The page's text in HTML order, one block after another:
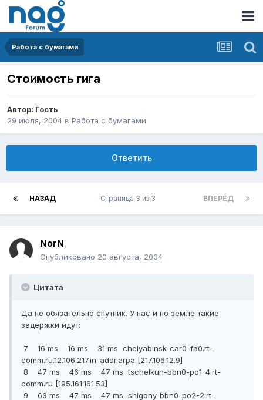
Работа с бумагами
Стоимость гига
Автор: Гость
29 июля, 2004 в Работа с бумагами
Ответить
НАЗАД ВПЕРЁД
Страница 3 из 3
NorN
Опубликовано 20 августа, 2004
Цитата
Да не обязательно спутник. У нас и по земле такие
задержки идут:
7 16 ms 16 ms 31 ms chelyabinsk-car0-fa0.rt-
comm.ru.12.106.217.in-addr.arpa [217.106.12.9]
8 47 ms 46 ms 47 ms tschelkun-bbn0-po1-4.rt-
comm.ru [195.161.161.53]
9 63 ms 47 ms 47 ms shigony-bbn0-po2-2.rt-